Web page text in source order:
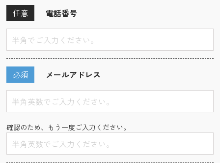
電話番号
任意
メールアドレス
必須
確認のため、もう一度ご入力ください。